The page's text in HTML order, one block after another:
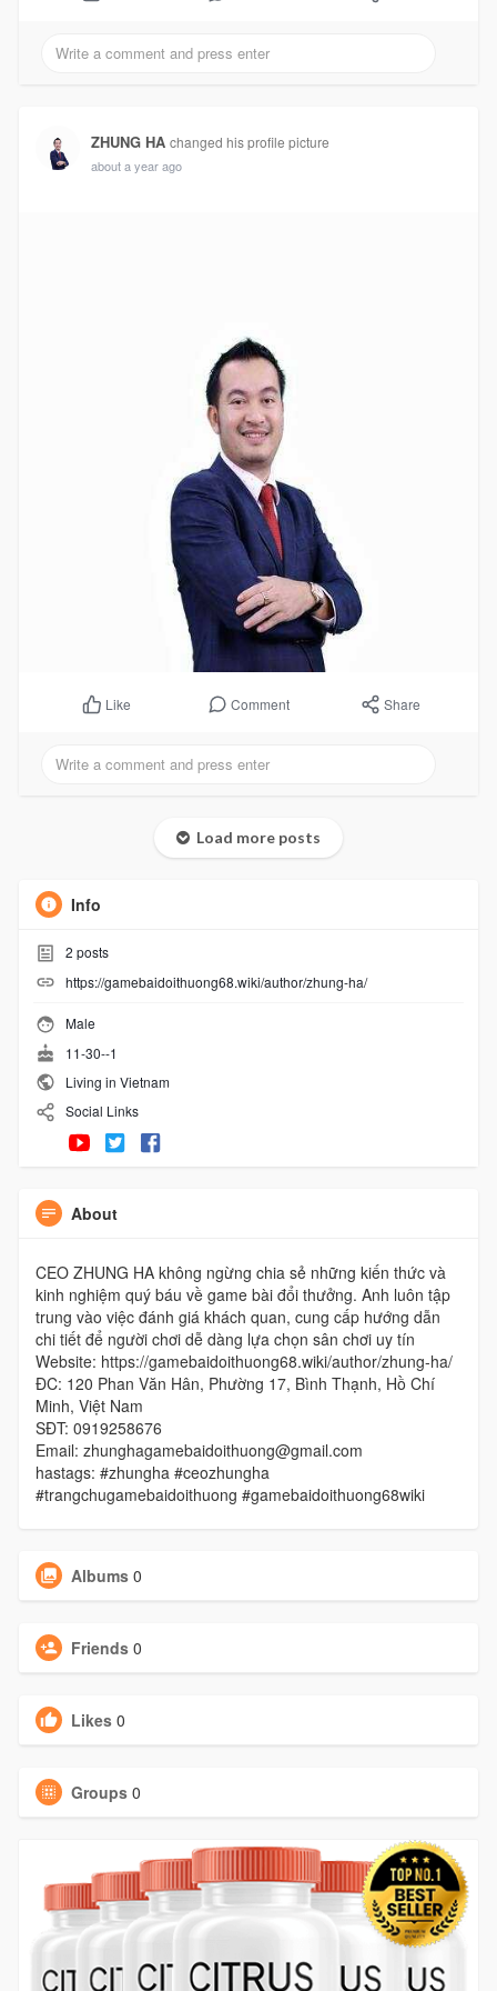
ZHUNG HA changed his profile picture
about a year ago
Like Comment Share
Load more posts
Info
2 posts
https://gamebaidoithuong68.wiki/author/zhung-ha/
Male
11-30--1
Living in Vietnam
Social Links
About
CEO ZHUNG HA không ngừng chia sẻ những kiến thức và
kinh nghiệm quý báu về game bài đổi thưởng. Anh luôn tập
trung vào việc đánh giá khách quan, cung cấp hướng dẫn
chi tiết để người chơi dễ dàng lựa chọn sân chơi uy tín
Website: https://gamebaidoithuong68.wiki/author/zhung-ha/
ĐC: 120 Phan Văn Hân, Phường 17, Bình Thạnh, Hồ Chí
Minh, Việt Nam
SĐT: 0919258676
Email: zhunghagamebaidoithuong@gmail.com
hastags: #zhungha #ceozhungha
#trangchugamebaidoithuong #gamebaidoithuong68wiki
Albums 0
Friends 0
Likes 0
Groups 0